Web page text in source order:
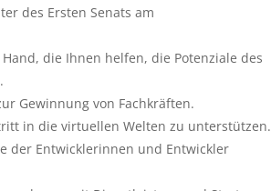
des Ersten Senats am
die Ihnen helfen, die Potenziale des
Gewinnung von Fachkräften.
in die virtuellen Welten zu unterstützen.
der Entwicklerinnen und Entwickler